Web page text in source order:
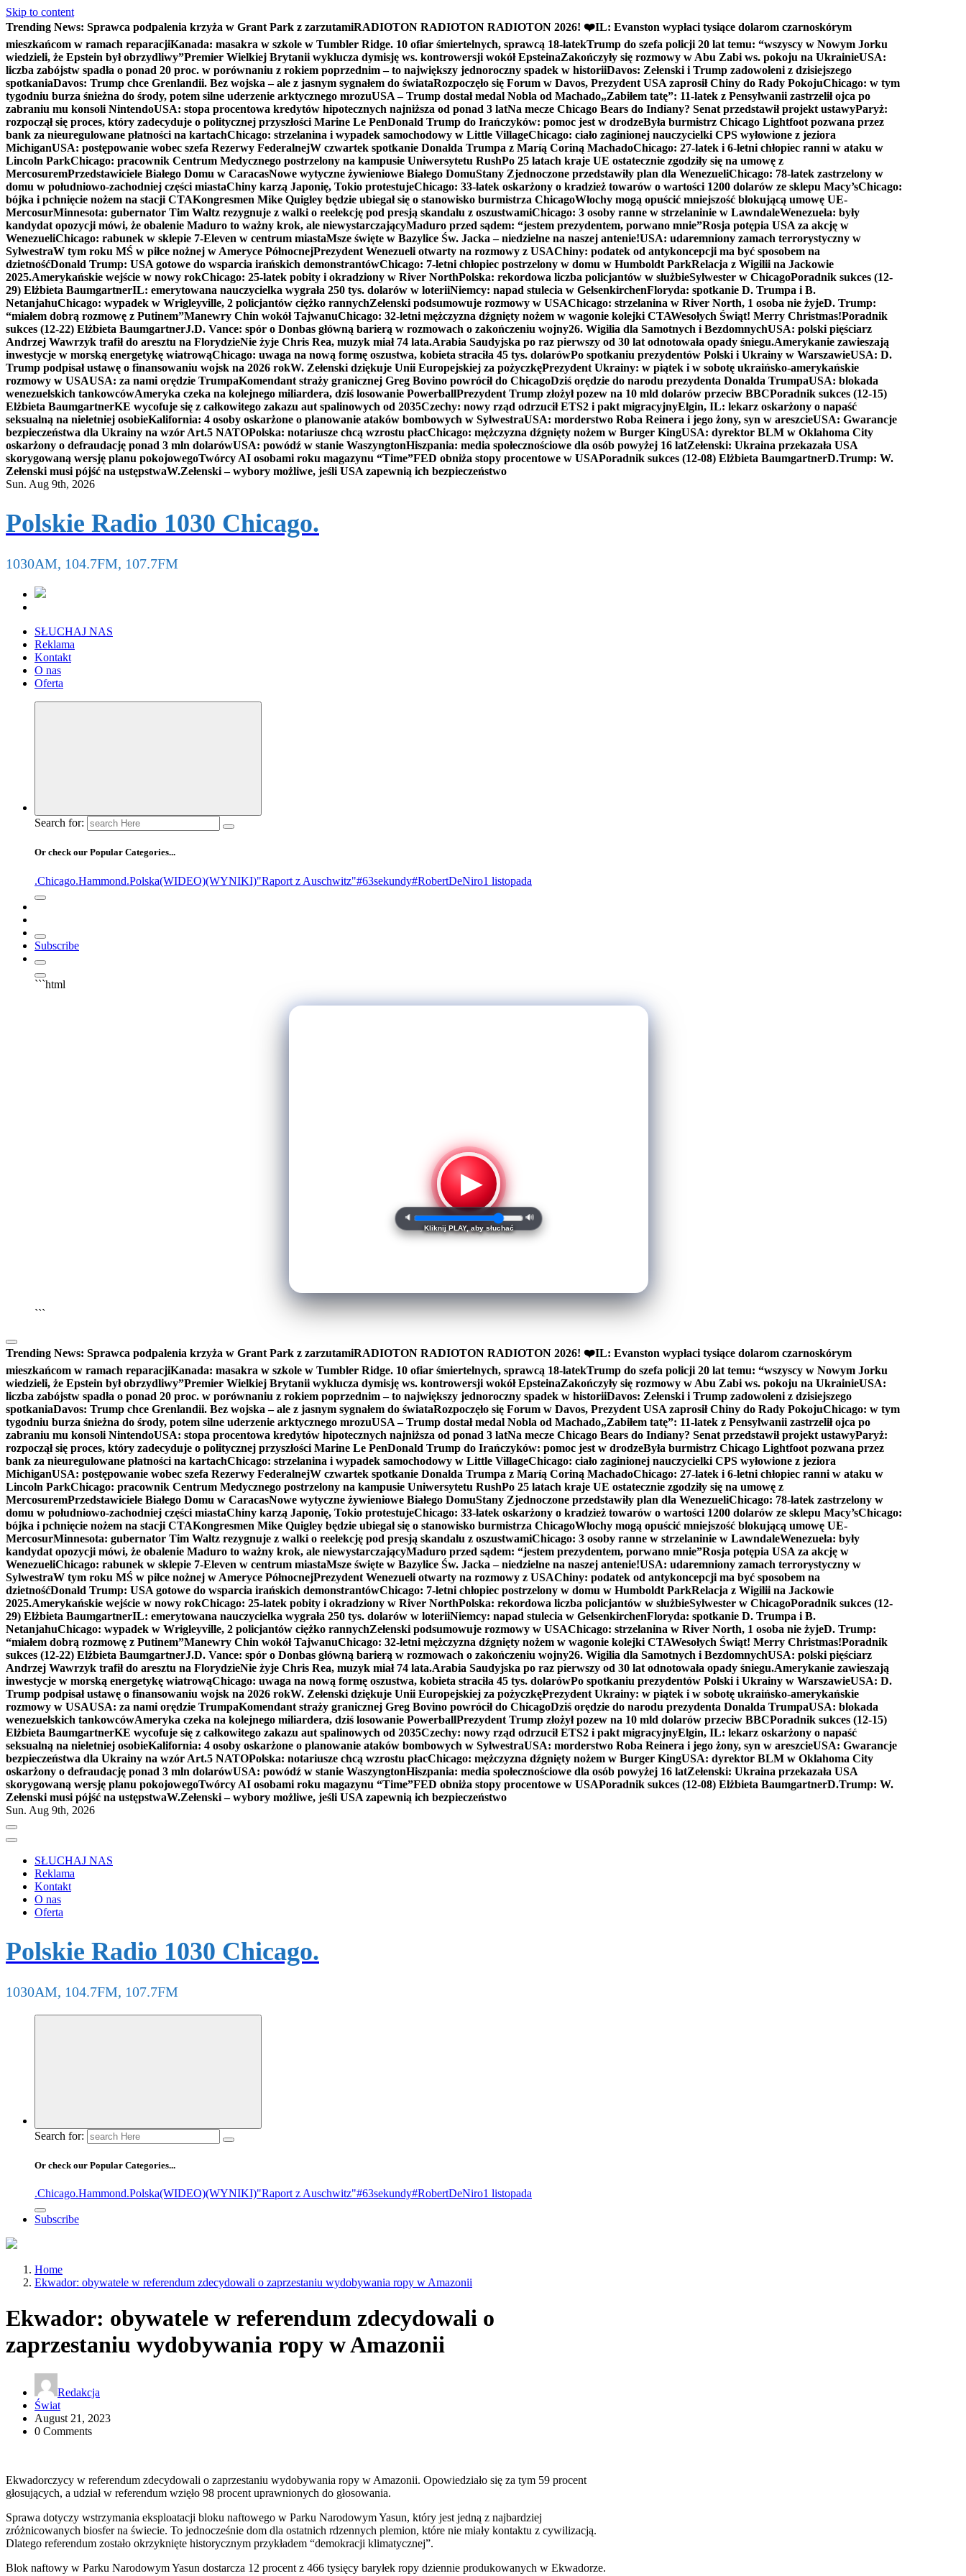
Skip to content
Trending News: Sprawca podpalenia krzyża w Grant Park z zarzutamiRADIOTON RADIOTON RADIOTON 2026! ❤️IL: Evanston wypłaci tysiące dolarom czarnoskórym
mieszkańcom w ramach reparacjiKanada: masakra w szkole w Tumbler Ridge. 10 ofiar śmiertelnych, sprawcą 18-latekTrump do szefa policji 20 lat temu: “wszyscy w Nowym Jorku
wiedzieli, że Epstein był obrzydliwy”Premier Wielkiej Brytanii wyklucza dymisję ws. kontrowersji wokół EpsteinaZakończyły się rozmowy w Abu Zabi ws. pokoju na UkrainieUSA:
liczba zabójstw spadła o ponad 20 proc. w porównaniu z rokiem poprzednim – to największy jednoroczny spadek w historiiDavos: Zełenski i Trump zadowoleni z dzisiejszego
spotkaniaDavos: Trump chce Grenlandii. Bez wojska – ale z jasnym sygnałem do świataRozpoczęło się Forum w Davos, Prezydent USA zaprosił Chiny do Rady PokojuChicago: w tym
tygodniu burza śnieżna do środy, potem silne uderzenie arktycznego mrozuUSA – Trump dostał medal Nobla od Machado„Zabiłem tatę”: 11-latek z Pensylwanii zastrzelił ojca po
zabraniu mu konsoli NintendoUSA: stopa procentowa kredytów hipotecznych najniższa od ponad 3 latNa mecze Chicago Bears do Indiany? Senat przedstawił projekt ustawyParyż:
rozpoczął się proces, który zadecyduje o politycznej przyszłości Marine Le PenDonald Trump do Irańczyków: pomoc jest w drodzeByła burmistrz Chicago Lightfoot pozwana przez
bank za nieuregulowane płatności na kartachChicago: strzelanina i wypadek samochodowy w Little VillageChicago: ciało zaginionej nauczycielki CPS wyłowione z jeziora
MichiganUSA: postępowanie wobec szefa Rezerwy FederalnejW czwartek spotkanie Donalda Trumpa z Maríą Coriną MachadoChicago: 27-latek i 6-letni chłopiec ranni w ataku w
Lincoln ParkChicago: pracownik Centrum Medycznego postrzelony na kampusie Uniwersytetu RushPo 25 latach kraje UE ostatecznie zgodziły się na umowę z
MercosuremPrzedstawiciele Białego Domu w CaracasNowe wytyczne żywieniowe Białego DomuStany Zjednoczone przedstawiły plan dla WenezueliChicago: 78-latek zastrzelony w
domu w południowo-zachodniej części miastaChiny karzą Japonię, Tokio protestujeChicago: 33-latek oskarżony o kradzież towarów o wartości 1200 dolarów ze sklepu Macy’sChicago:
bójka i pchnięcie nożem na stacji CTAKongresmen Mike Quigley będzie ubiegał się o stanowisko burmistrza ChicagoWłochy mogą opuścić mniejszość blokującą umowę UE-
MercosurMinnesota: gubernator Tim Waltz rezygnuje z walki o reelekcję pod presją skandalu z oszustwamiChicago: 3 osoby ranne w strzelaninie w LawndaleWenezuela: były
kandydat opozycji mówi, że obalenie Maduro to ważny krok, ale niewystarczającyMaduro przed sądem: “jestem prezydentem, porwano mnie”Rosja potępia USA za akcję w
WenezueliChicago: rabunek w sklepie 7-Eleven w centrum miastaMsze święte w Bazylice Św. Jacka – niedzielne na naszej antenie!USA: udaremniony zamach terrorystyczny w
SylwestraW tym roku MŚ w piłce nożnej w Ameryce PółnocnejPrezydent Wenezueli otwarty na rozmowy z USAChiny: podatek od antykoncepcji ma być sposobem na
dzietnośćDonald Trump: USA gotowe do wsparcia irańskich demonstrantówChicago: 7-letni chłopiec postrzelony w domu w Humboldt ParkRelacja z Wigilii na Jackowie
2025.Amerykańskie wejście w nowy rokChicago: 25-latek pobity i okradziony w River NorthPolska: rekordowa liczba policjantów w służbieSylwester w ChicagoPoradnik sukces (12-
29) Elżbieta BaumgartnerIL: emerytowana nauczycielka wygrała 250 tys. dolarów w loteriiNiemcy: napad stulecia w GelsenkirchenFloryda: spotkanie D. Trumpa i B.
NetanjahuChicago: wypadek w Wrigleyville, 2 policjantów ciężko rannychZełenski podsumowuje rozmowy w USAChicago: strzelanina w River North, 1 osoba nie żyjeD. Trump:
“miałem dobrą rozmowę z Putinem”Manewry Chin wokół TajwanuChicago: 32-letni mężczyzna dźgnięty nożem w wagonie kolejki CTAWesołych Świąt! Merry Christmas!Poradnik
sukces (12-22) Elżbieta BaumgartnerJ.D. Vance: spór o Donbas główną barierą w rozmowach o zakończeniu wojny26. Wigilia dla Samotnych i BezdomnychUSA: polski pięściarz
Andrzej Wawrzyk trafił do aresztu na FlorydzieNie żyje Chris Rea, muzyk miał 74 lata.Arabia Saudyjska po raz pierwszy od 30 lat odnotowała opady śniegu.Amerykanie zawieszają
inwestycje w morską energetykę wiatrowąChicago: uwaga na nową formę oszustwa, kobieta straciła 45 tys. dolarówPo spotkaniu prezydentów Polski i Ukrainy w WarszawieUSA: D.
Trump podpisał ustawę o finansowaniu wojsk na 2026 rokW. Zełenski dziękuje Unii Europejskiej za pożyczkęPrezydent Ukrainy: w piątek i w sobotę ukraińsko-amerykańskie
rozmowy w USAUSA: za nami orędzie TrumpaKomendant straży granicznej Greg Bovino powrócił do ChicagoDziś orędzie do narodu prezydenta Donalda TrumpaUSA: blokada
wenezuelskich tankowcówAmeryka czeka na kolejnego miliardera, dziś losowanie PowerballPrezydent Trump złożył pozew na 10 mld dolarów przeciw BBCPoradnik sukces (12-15)
Elżbieta BaumgartnerKE wycofuje się z całkowitego zakazu aut spalinowych od 2035Czechy: nowy rząd odrzucił ETS2 i pakt migracyjnyElgin, IL: lekarz oskarżony o napaść
seksualną na nieletniej osobieKalifornia: 4 osoby oskarżone o planowanie ataków bombowych w SylwestraUSA: morderstwo Roba Reinera i jego żony, syn w areszcieUSA: Gwarancje
bezpieczeństwa dla Ukrainy na wzór Art.5 NATOPolska: notariusze chcą wzrostu płacChicago: mężczyzna dźgnięty nożem w Burger KingUSA: dyrektor BLM w Oklahoma City
oskarżony o defraudację ponad 3 mln dolarówUSA: powódź w stanie WaszyngtonHiszpania: media społecznościowe dla osób powyżej 16 latZełenski: Ukraina przekazała USA
skorygowaną wersję planu pokojowegoTwórcy AI osobami roku magazynu “Time”FED obniża stopy procentowe w USAPoradnik sukces (12-08) Elżbieta BaumgartnerD.Trump: W.
Zełenski musi pójść na ustępstwaW.Zełenski – wybory możliwe, jeśli USA zapewnią ich bezpieczeństwo
Sun. Aug 9th, 2026
Polskie Radio 1030 Chicago.
1030AM, 104.7FM, 107.7FM
SŁUCHAJ NAS
Reklama
Kontakt
O nas
Oferta
Search for:
Or check our Popular Categories...
.Chicago.Hammond.Polska(WIDEO)(WYNIKI)"Raport z Auschwitz"#63sekundy#RobertDeNiro1 listopada
Subscribe
```html
▶
🔈 🔊
Kliknij PLAY, aby słuchać
```
Trending News: Sprawca podpalenia krzyża w Grant Park z zarzutamiRADIOTON RADIOTON RADIOTON 2026! ❤️IL: Evanston wypłaci tysiące dolarom czarnoskórym
mieszkańcom w ramach reparacjiKanada: masakra w szkole w Tumbler Ridge. 10 ofiar śmiertelnych, sprawcą 18-latekTrump do szefa policji 20 lat temu: “wszyscy w Nowym Jorku
wiedzieli, że Epstein był obrzydliwy”Premier Wielkiej Brytanii wyklucza dymisję ws. kontrowersji wokół EpsteinaZakończyły się rozmowy w Abu Zabi ws. pokoju na UkrainieUSA:
liczba zabójstw spadła o ponad 20 proc. w porównaniu z rokiem poprzednim – to największy jednoroczny spadek w historiiDavos: Zełenski i Trump zadowoleni z dzisiejszego
spotkaniaDavos: Trump chce Grenlandii. Bez wojska – ale z jasnym sygnałem do świataRozpoczęło się Forum w Davos, Prezydent USA zaprosił Chiny do Rady PokojuChicago: w tym
tygodniu burza śnieżna do środy, potem silne uderzenie arktycznego mrozuUSA – Trump dostał medal Nobla od Machado„Zabiłem tatę”: 11-latek z Pensylwanii zastrzelił ojca po
zabraniu mu konsoli NintendoUSA: stopa procentowa kredytów hipotecznych najniższa od ponad 3 latNa mecze Chicago Bears do Indiany? Senat przedstawił projekt ustawyParyż:
rozpoczął się proces, który zadecyduje o politycznej przyszłości Marine Le PenDonald Trump do Irańczyków: pomoc jest w drodzeByła burmistrz Chicago Lightfoot pozwana przez
bank za nieuregulowane płatności na kartachChicago: strzelanina i wypadek samochodowy w Little VillageChicago: ciało zaginionej nauczycielki CPS wyłowione z jeziora
MichiganUSA: postępowanie wobec szefa Rezerwy FederalnejW czwartek spotkanie Donalda Trumpa z Maríą Coriną MachadoChicago: 27-latek i 6-letni chłopiec ranni w ataku w
Lincoln ParkChicago: pracownik Centrum Medycznego postrzelony na kampusie Uniwersytetu RushPo 25 latach kraje UE ostatecznie zgodziły się na umowę z
MercosuremPrzedstawiciele Białego Domu w CaracasNowe wytyczne żywieniowe Białego DomuStany Zjednoczone przedstawiły plan dla WenezueliChicago: 78-latek zastrzelony w
domu w południowo-zachodniej części miastaChiny karzą Japonię, Tokio protestujeChicago: 33-latek oskarżony o kradzież towarów o wartości 1200 dolarów ze sklepu Macy’sChicago:
bójka i pchnięcie nożem na stacji CTAKongresmen Mike Quigley będzie ubiegał się o stanowisko burmistrza ChicagoWłochy mogą opuścić mniejszość blokującą umowę UE-
MercosurMinnesota: gubernator Tim Waltz rezygnuje z walki o reelekcję pod presją skandalu z oszustwamiChicago: 3 osoby ranne w strzelaninie w LawndaleWenezuela: były
kandydat opozycji mówi, że obalenie Maduro to ważny krok, ale niewystarczającyMaduro przed sądem: “jestem prezydentem, porwano mnie”Rosja potępia USA za akcję w
WenezueliChicago: rabunek w sklepie 7-Eleven w centrum miastaMsze święte w Bazylice Św. Jacka – niedzielne na naszej antenie!USA: udaremniony zamach terrorystyczny w
SylwestraW tym roku MŚ w piłce nożnej w Ameryce PółnocnejPrezydent Wenezueli otwarty na rozmowy z USAChiny: podatek od antykoncepcji ma być sposobem na
dzietnośćDonald Trump: USA gotowe do wsparcia irańskich demonstrantówChicago: 7-letni chłopiec postrzelony w domu w Humboldt ParkRelacja z Wigilii na Jackowie
2025.Amerykańskie wejście w nowy rokChicago: 25-latek pobity i okradziony w River NorthPolska: rekordowa liczba policjantów w służbieSylwester w ChicagoPoradnik sukces (12-
29) Elżbieta BaumgartnerIL: emerytowana nauczycielka wygrała 250 tys. dolarów w loteriiNiemcy: napad stulecia w GelsenkirchenFloryda: spotkanie D. Trumpa i B.
NetanjahuChicago: wypadek w Wrigleyville, 2 policjantów ciężko rannychZełenski podsumowuje rozmowy w USAChicago: strzelanina w River North, 1 osoba nie żyjeD. Trump:
“miałem dobrą rozmowę z Putinem”Manewry Chin wokół TajwanuChicago: 32-letni mężczyzna dźgnięty nożem w wagonie kolejki CTAWesołych Świąt! Merry Christmas!Poradnik
sukces (12-22) Elżbieta BaumgartnerJ.D. Vance: spór o Donbas główną barierą w rozmowach o zakończeniu wojny26. Wigilia dla Samotnych i BezdomnychUSA: polski pięściarz
Andrzej Wawrzyk trafił do aresztu na FlorydzieNie żyje Chris Rea, muzyk miał 74 lata.Arabia Saudyjska po raz pierwszy od 30 lat odnotowała opady śniegu.Amerykanie zawieszają
inwestycje w morską energetykę wiatrowąChicago: uwaga na nową formę oszustwa, kobieta straciła 45 tys. dolarówPo spotkaniu prezydentów Polski i Ukrainy w WarszawieUSA: D.
Trump podpisał ustawę o finansowaniu wojsk na 2026 rokW. Zełenski dziękuje Unii Europejskiej za pożyczkęPrezydent Ukrainy: w piątek i w sobotę ukraińsko-amerykańskie
rozmowy w USAUSA: za nami orędzie TrumpaKomendant straży granicznej Greg Bovino powrócił do ChicagoDziś orędzie do narodu prezydenta Donalda TrumpaUSA: blokada
wenezuelskich tankowcówAmeryka czeka na kolejnego miliardera, dziś losowanie PowerballPrezydent Trump złożył pozew na 10 mld dolarów przeciw BBCPoradnik sukces (12-15)
Elżbieta BaumgartnerKE wycofuje się z całkowitego zakazu aut spalinowych od 2035Czechy: nowy rząd odrzucił ETS2 i pakt migracyjnyElgin, IL: lekarz oskarżony o napaść
seksualną na nieletniej osobieKalifornia: 4 osoby oskarżone o planowanie ataków bombowych w SylwestraUSA: morderstwo Roba Reinera i jego żony, syn w areszcieUSA: Gwarancje
bezpieczeństwa dla Ukrainy na wzór Art.5 NATOPolska: notariusze chcą wzrostu płacChicago: mężczyzna dźgnięty nożem w Burger KingUSA: dyrektor BLM w Oklahoma City
oskarżony o defraudację ponad 3 mln dolarówUSA: powódź w stanie WaszyngtonHiszpania: media społecznościowe dla osób powyżej 16 latZełenski: Ukraina przekazała USA
skorygowaną wersję planu pokojowegoTwórcy AI osobami roku magazynu “Time”FED obniża stopy procentowe w USAPoradnik sukces (12-08) Elżbieta BaumgartnerD.Trump: W.
Zełenski musi pójść na ustępstwaW.Zełenski – wybory możliwe, jeśli USA zapewnią ich bezpieczeństwo
Sun. Aug 9th, 2026
SŁUCHAJ NAS
Reklama
Kontakt
O nas
Oferta
Polskie Radio 1030 Chicago.
1030AM, 104.7FM, 107.7FM
Search for:
Or check our Popular Categories...
.Chicago.Hammond.Polska(WIDEO)(WYNIKI)"Raport z Auschwitz"#63sekundy#RobertDeNiro1 listopada
Subscribe
Home
Ekwador: obywatele w referendum zdecydowali o zaprzestaniu wydobywania ropy w Amazonii
Ekwador: obywatele w referendum zdecydowali o
zaprzestaniu wydobywania ropy w Amazonii
Redakcja
Świat
August 21, 2023
0 Comments
Ekwadorczycy w referendum zdecydowali o zaprzestaniu wydobywania ropy w Amazonii. Opowiedziało się za tym 59 procent
głosujących, a udział w referendum wzięło 98 procent uprawnionych do głosowania.
Sprawa dotyczy wstrzymania eksploatacji bloku naftowego w Parku Narodowym Yasun, który jest jedną z najbardziej
zróżnicowanych biosfer na świecie. To jednocześnie dom dla ostatnich rdzennych plemion, które nie miały kontaktu z cywilizacją.
Dlatego referendum zostało okrzyknięte historycznym przykładem “demokracji klimatycznej”.
Blok naftowy w Parku Narodowym Yasun dostarcza 12 procent z 466 tysięcy baryłek ropy dziennie produkowanych w Ekwadorze.